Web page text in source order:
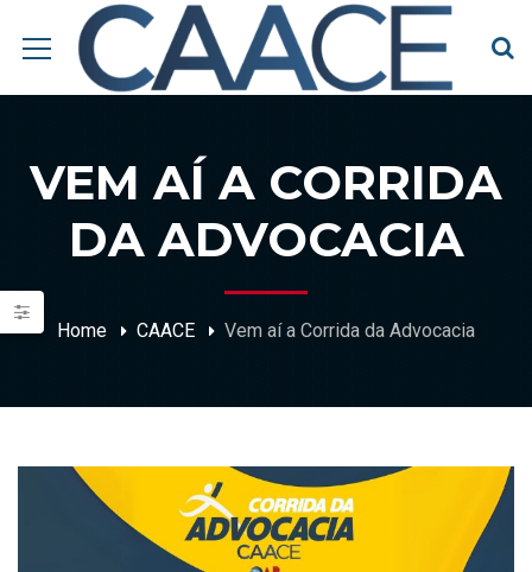
VEM AÍ A CORRIDA
DA ADVOCACIA
Home CAACE Vem aí a Corrida da Advocacia